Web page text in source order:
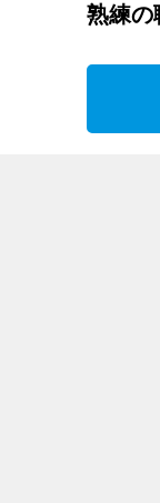
熟練の